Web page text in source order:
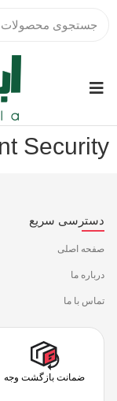
Security
دسترسی سریع
صفحه اصلی
درباره ما
تماس با ما
ضمانت بازگشت وجه